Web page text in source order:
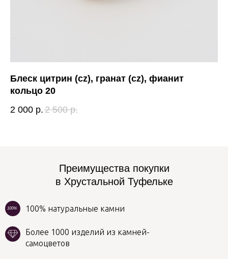
Блеск цитрин (cz), гранат (cz), фианит
кольцо 20
2 000 р. 2 500 р.
100% натуральные камни
100%
Преимущества покупки
в Хрустальной Туфельке
Более 1000 изделий из камней-
самоцветов